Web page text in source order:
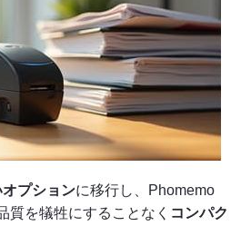
プションに移行し、Phomemo
質を犠牲にすることなく コンパク